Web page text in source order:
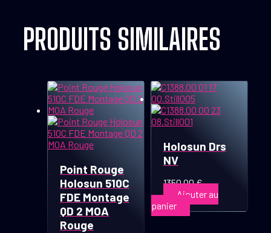
PRODUITS SIMILAIRES
Point Rouge
Holosun 510C
FDE Montage
QD 2 MOA
Rouge
Holosun Drs
NV
1350,00€
Ajouter au
panier